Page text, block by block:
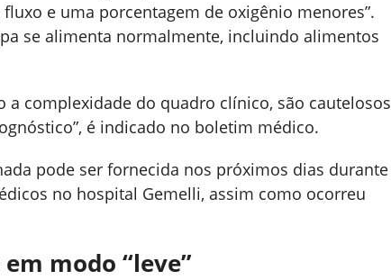
e uma porcentagem de oxigênio menores”.
se alimenta normalmente, incluindo alimentos
a complexidade do quadro clínico, são cautelosos
é indicado no boletim médico.
pode ser fornecida nos próximos dias durante
no hospital Gemelli, assim como ocorreu
modo “leve”